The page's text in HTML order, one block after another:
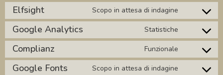
Elfsight Scopo in attesa di indagine
Google Analytics Statistiche
Complianz Funzionale
Google Fonts Scopo in attesa di indagine